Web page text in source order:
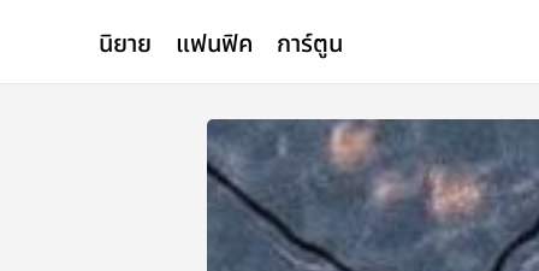
นิยาย แฟนฟิค การ์ตูน